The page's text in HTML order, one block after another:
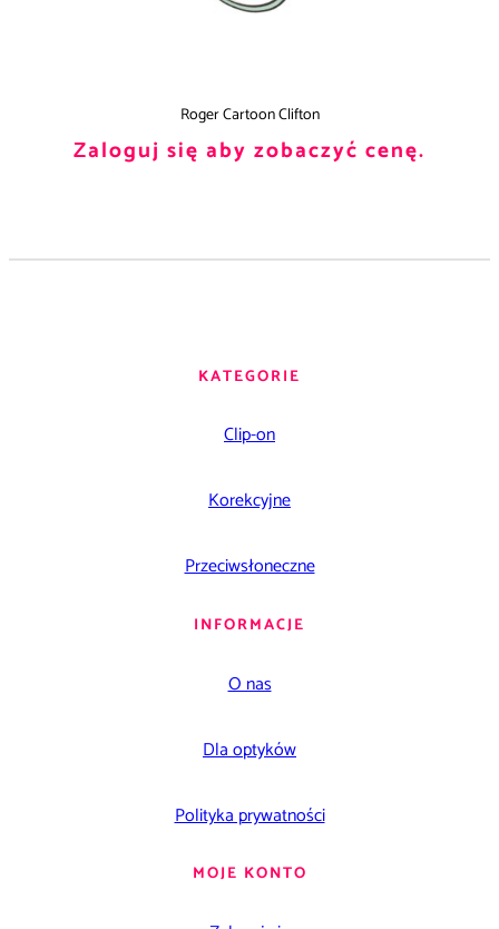
Roger Cartoon Clifton
Zaloguj się aby zobaczyć cenę.
KATEGORIE
Clip-on
Korekcyjne
Przeciwsłoneczne
INFORMACJE
O nas
Dla optyków
Polityka prywatności
MOJE KONTO